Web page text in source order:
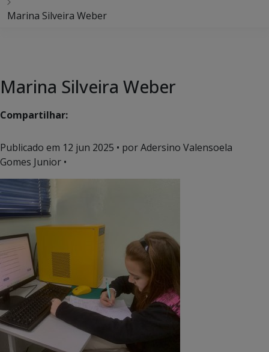
Marina Silveira Weber
Marina Silveira Weber
Compartilhar:
Publicado em 12 jun 2025 • por Adersino Valensoela
Gomes Junior •